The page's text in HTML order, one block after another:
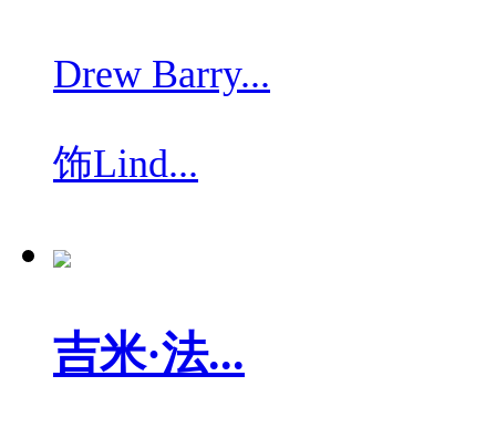
Drew Barry...
饰Lind...
吉米·法...